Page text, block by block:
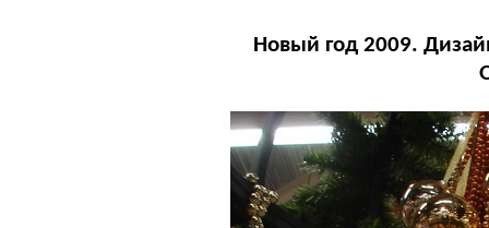
Новый год 2009.